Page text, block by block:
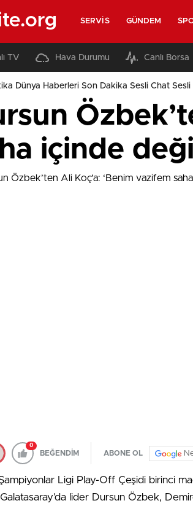
SERVIS GÜNDEM
TV Hava Durumu Canlı Borsa
Dünya Haberleri Son Dakika Sesli Chat
içinde
0
BEĞENDİM ABONE OL
Ligi Play-Off Çeşidi birinci
lider Dursun Özbek,